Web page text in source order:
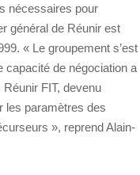
nécessaires pour
général de Réunir est
« Le groupement s’est
capacité de négociation a
FIT, devenu
les paramètres des
», reprend Alain-